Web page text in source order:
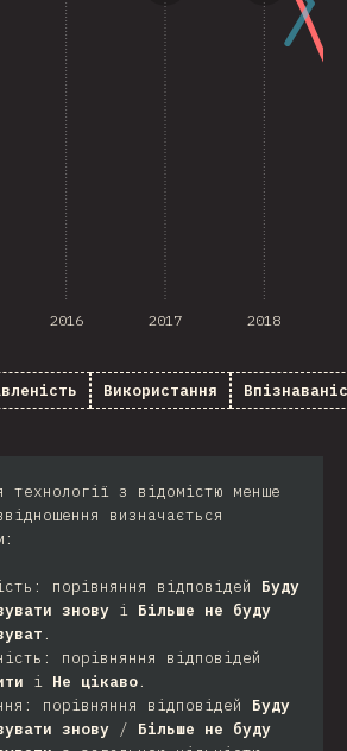
2016 2017 2018
Використання
технології з відомістю менше
визначається
порівняння відповідей Буду
знову і Більше не буду
.
порівняння відповідей
і Не цікаво.
порівняння відповідей Буду
знову / Більше не буду